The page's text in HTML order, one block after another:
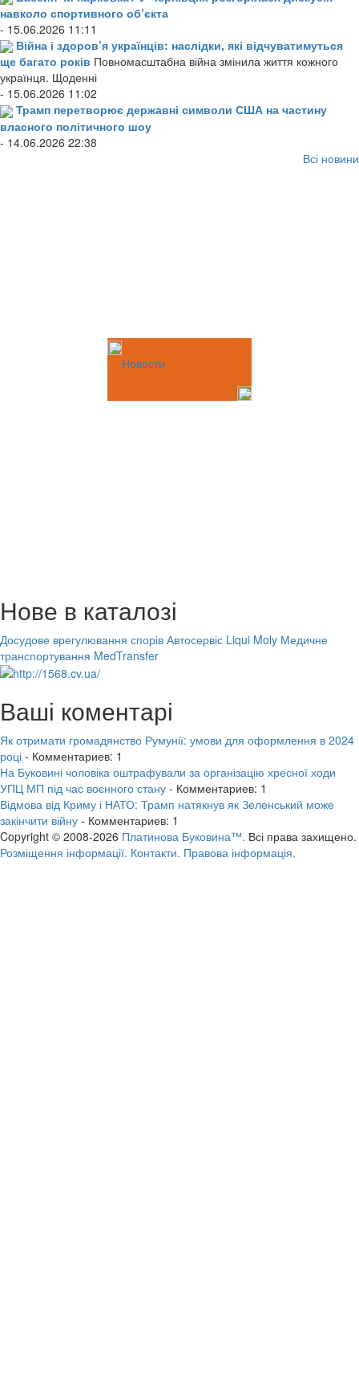
навколо спортивного об’єкта
- 15.06.2026 11:11
Війна і здоров’я українців: наслідки, які відчуватимуться
ще багато років Повномасштабна війна змінила життя кожного
українця. Щоденні
- 15.06.2026 11:02
Трамп перетворює державні символи США на частину
власного політичного шоу
- 14.06.2026 22:38
Всі новини
Новости
Нове в каталозі
Досудове врегулювання спорів Автосервіс Liqui Moly Медичне
транспортування MedTransfer
Ваші коментарі
Як отримати громадянство Румунії: умови для оформлення в 2024
році - Комментариев: 1
На Буковині чоловіка оштрафували за організацію хресної ходи
УПЦ МП під час воєнного стану - Комментариев: 1
Відмова від Криму і НАТО: Трамп натякнув як Зеленський може
закінчити війну - Комментариев: 1
Copyright © 2008-2026 Платинова Буковина™. Всі права захищено.
Розміщення інформації. Контакти. Правова інформація.